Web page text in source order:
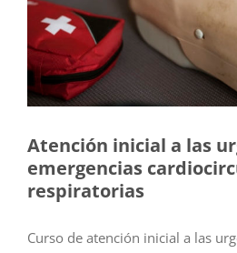
Atención inicial a las
emergencias
respiratorias
Curso de atención inicial a las